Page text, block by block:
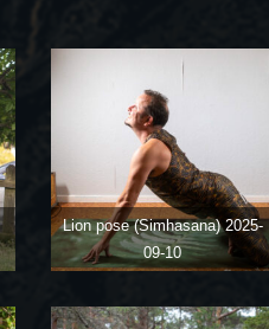
Lion pose (Simhasana)2025-
09-10